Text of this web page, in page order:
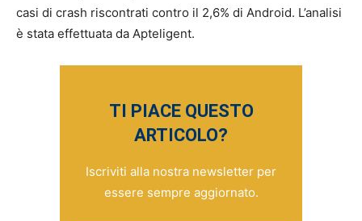
casi di crash riscontrati contro il 2,6% di Android. L’analisi
è stata effettuata da Apteligent.
TI PIACE QUESTO
ARTICOLO?
Iscriviti alla nostra newsletter per
essere sempre aggiornato.